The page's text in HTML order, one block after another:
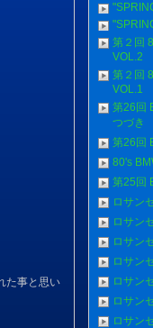
た事と思い
第２回
VOL.2
第２回
VOL.1
第26回
つづき
第26回
80's
第25回
ロサン
ロサン
ロサン
ロサン
ロサン
ロサン
ロサン